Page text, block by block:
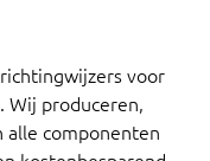
voor
Wij produceren,
componenten